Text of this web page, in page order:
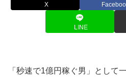
X
LINE
「秒速で1億円稼ぐ男」として